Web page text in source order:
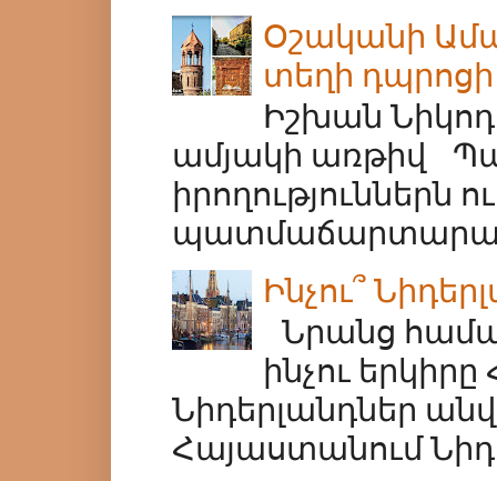
Օշականի
տեղի դպրոցի
Իշխան
ամյակի առթիվ
իրողություններն
Ինչու՞
Նրանց
ինչու
Նիդերլանդներ
Հայաստանում